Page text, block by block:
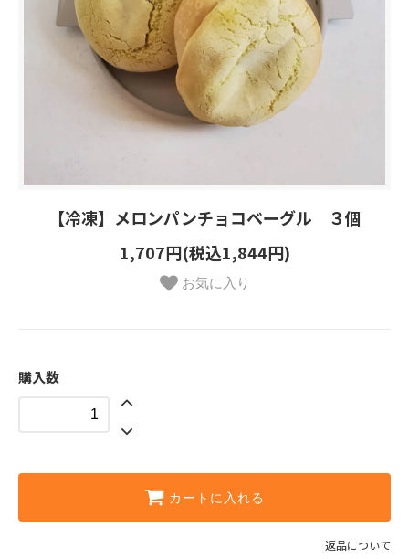
【冷凍】メロンパンチョコベーグル ３個
1,707円(税込1,844円)
お気に入り
購入数
カートに入れる
返品について